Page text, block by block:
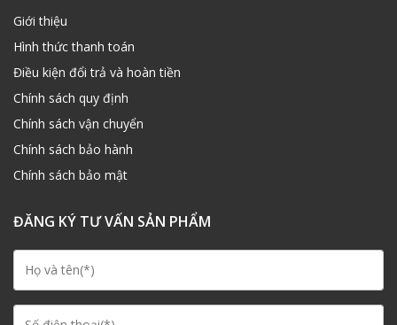
Giới thiệu
Hình thức thanh toán
Điều kiện đổi trả và hoàn tiền
Chính sách quy định
Chính sách vận chuyển
Chính sách bảo hành
Chính sách bảo mật
ĐĂNG KÝ TƯ VẤN SẢN PHẨM